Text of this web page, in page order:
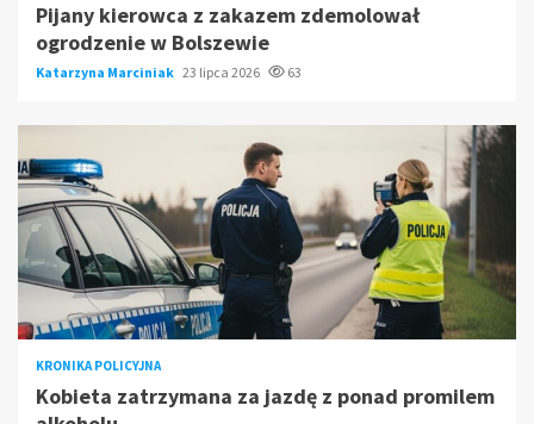
Pijany kierowca z zakazem zdemolował
ogrodzenie w Bolszewie
Katarzyna Marciniak 23 lipca 2026 63
KRONIKA POLICYJNA
Kobieta zatrzymana za jazdę z ponad promilem